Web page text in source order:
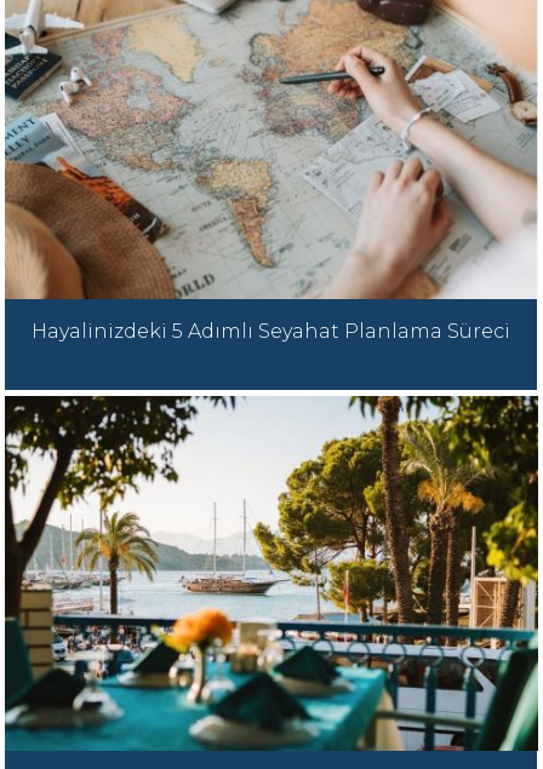
Hayalinizdeki 5 Adımlı Seyahat Planlama Süreci